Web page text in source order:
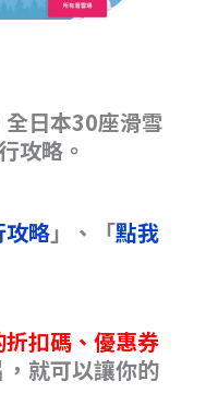
日本30座滑雪
攻略。
略」、「點我
扣碼、優惠券
就可以讓你的